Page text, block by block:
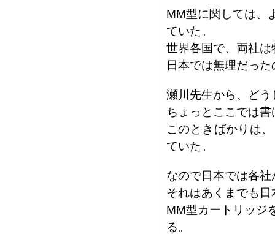
MM型に関しては、
ていた。
世界各国で、両社
日本では無理だっ
瀬川先生から、ど
ちょっとここでは
このときばかりは
ていた。
なので日本では各
それはあくまでも
MM型カートリッジ
る。